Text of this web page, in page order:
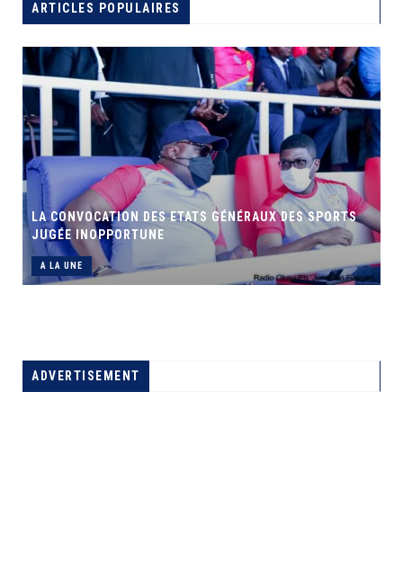
ARTICLES POPULAIRES
LA CONVOCATION DES ETATS GÉNÉRAUX DES SPORTS
JUGÉE INOPPORTUNE
A LA UNE
ADVERTISEMENT